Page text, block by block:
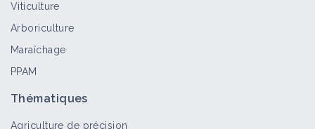
Viticulture
Arboriculture
Maraîchage
PPAM
Thématiques
Agriculture de précision